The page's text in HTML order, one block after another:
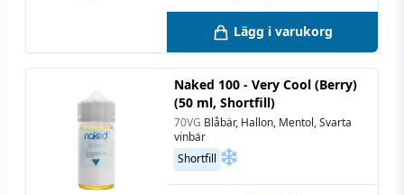
Lägg i varukorg
Naked 100 - Very Cool (Berry)
(50 ml, Shortfill)
70VG Blåbär, Hallon, Mentol, Svarta
vinbär
Shortfill